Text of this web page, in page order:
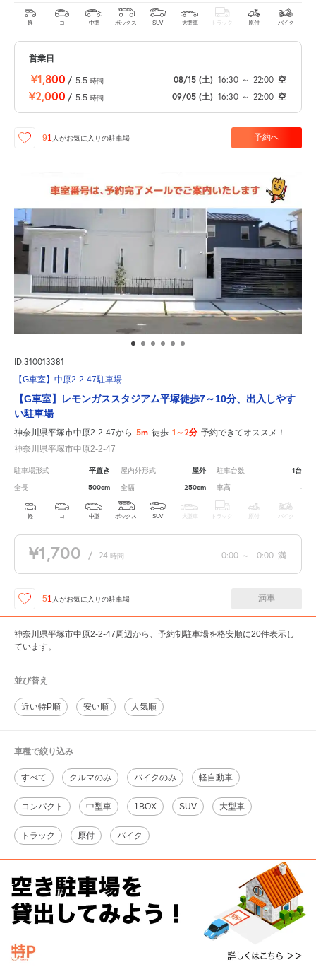
軽 コ 中型 ボックス SUV 大型車 トラック 原付 バイク
営業日
¥1,800 / 5.5 時間 08/15 (土) 16:30 ～ 22:00 空
¥2,000 / 5.5 時間 09/05 (土) 16:30 ～ 22:00 空
91 人がお気に入りの駐車場 予約へ
ID:310013381
【G車室】中原2-2-47駐車場
【G車室】レモンガススタジアム平塚徒歩7～10分、出入しやす
い駐車場
神奈川県平塚市中原2-2-47から 5m 徒歩 1～2分 予約できてオススメ！
神奈川県平塚市中原2-2-47
駐車場形式 平置き 屋内外形式 屋外 駐車台数 1台
全長 500cm 全幅 250cm 車高 -
軽 コ 中型 ボックス SUV 大型車 トラック 原付 バイク
¥1,700 / 24 時間 0:00 ～ 0:00 満
51 人がお気に入りの駐車場 満車
神奈川県平塚市中原2-2-47周辺から、予約制駐車場を格安順に20件表示し
ています。
並び替え
近い特P順 安い順 人気順
車種で絞り込み
すべて クルマのみ バイクのみ 軽自動車
コンパクト 中型車 1BOX SUV 大型車
トラック 原付 バイク